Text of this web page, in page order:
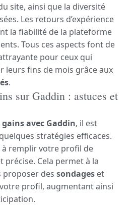
site, ainsi que la diversité
Les retours d’expérience
la fiabilité de la plateforme
Tous ces aspects font de
pour ceux qui
leurs fins de mois grâce aux
.
sur Gaddin : astuces et
gains avec Gaddin, il est
stratégies efficaces.
à remplir votre profil de
précise. Cela permet à la
proposer des sondages et
profil, augmentant ainsi